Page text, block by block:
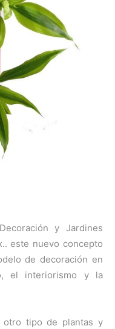
y Jardines
este nuevo concepto
de decoración en
el interiorismo y la
otro tipo de plantas y